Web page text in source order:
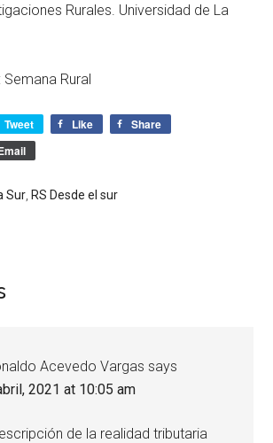
Rurales. Universidad de La
Rural
Tweet Like
Share
Sur RS Desde el sur
Acevedo Vargas says
2021 at 10:05 am
de la realidad tributaria